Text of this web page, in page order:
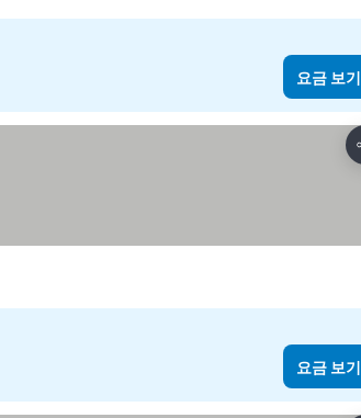
요금 보기
요금 보기